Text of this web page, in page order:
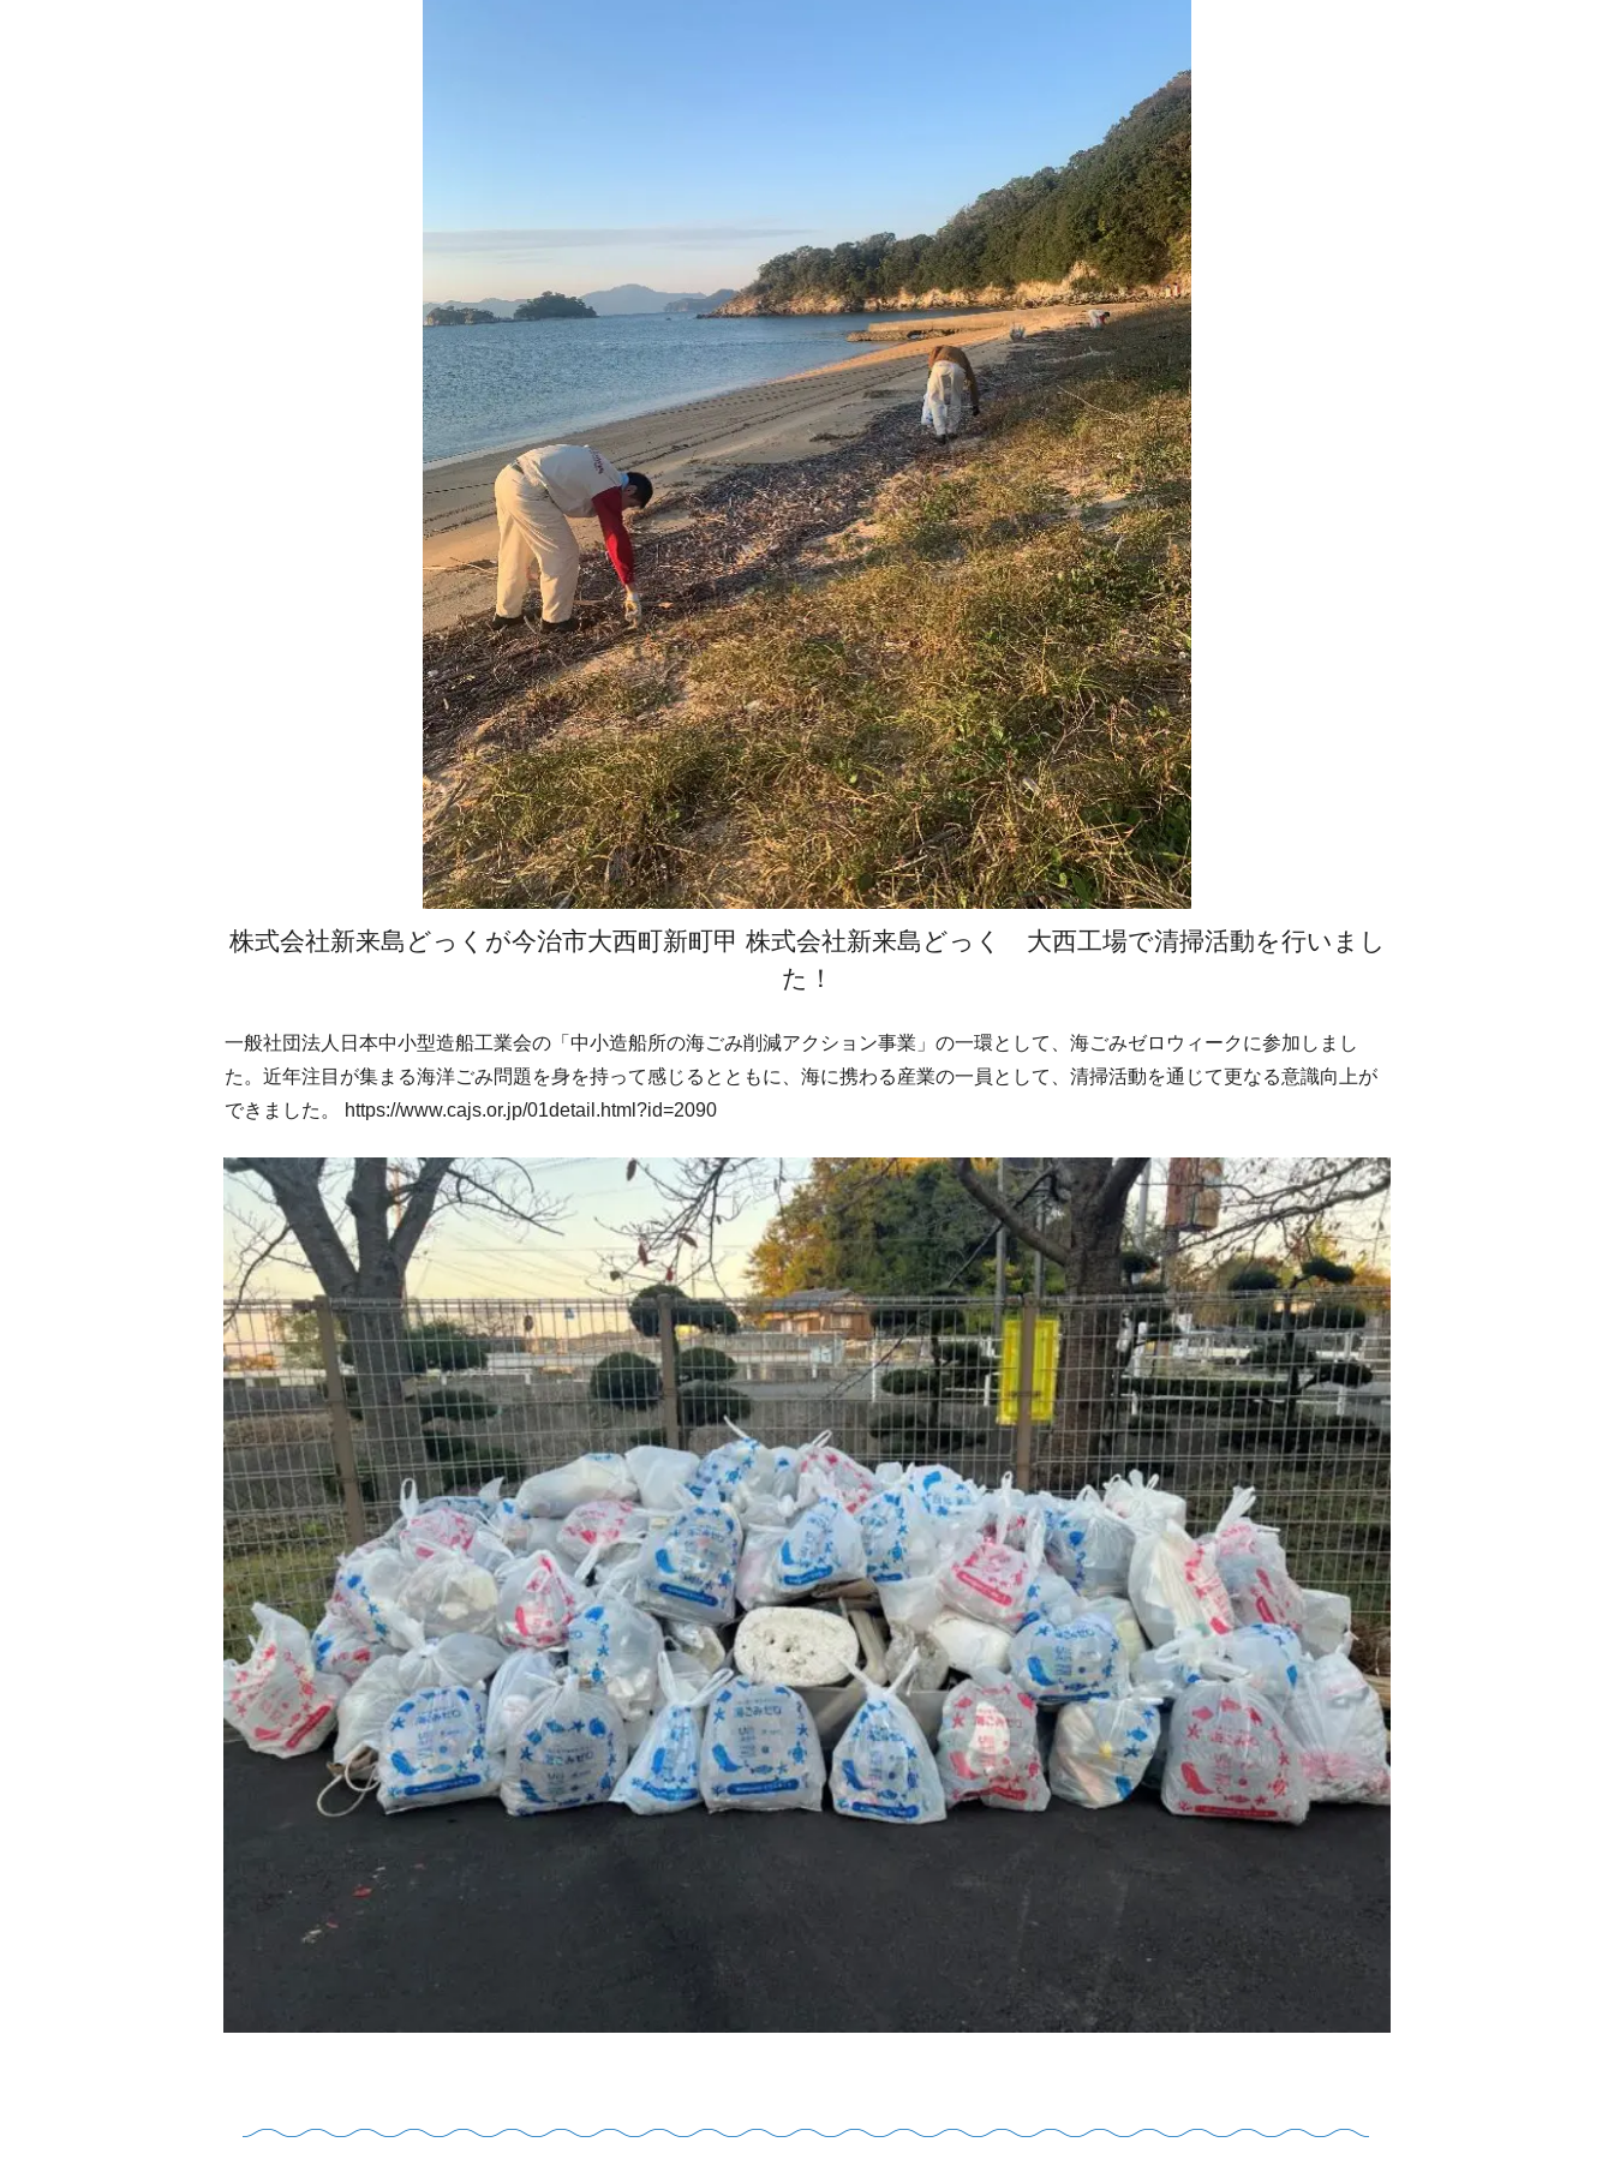
株式会社新来島どっくが今治市大西町新町甲 株式会社新来島どっく 大西工場で清掃活動を行いまし
た！
一般社団法人日本中小型造船工業会の「中小造船所の海ごみ削減アクション事業」の一環として、海ごみゼロウィークに参加しまし
た。近年注目が集まる海洋ごみ問題を身を持って感じるとともに、海に携わる産業の一員として、清掃活動を通じて更なる意識向上が
できました。 https://www.cajs.or.jp/01detail.html?id=2090